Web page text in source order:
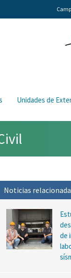
Unidades de
Noticias
de